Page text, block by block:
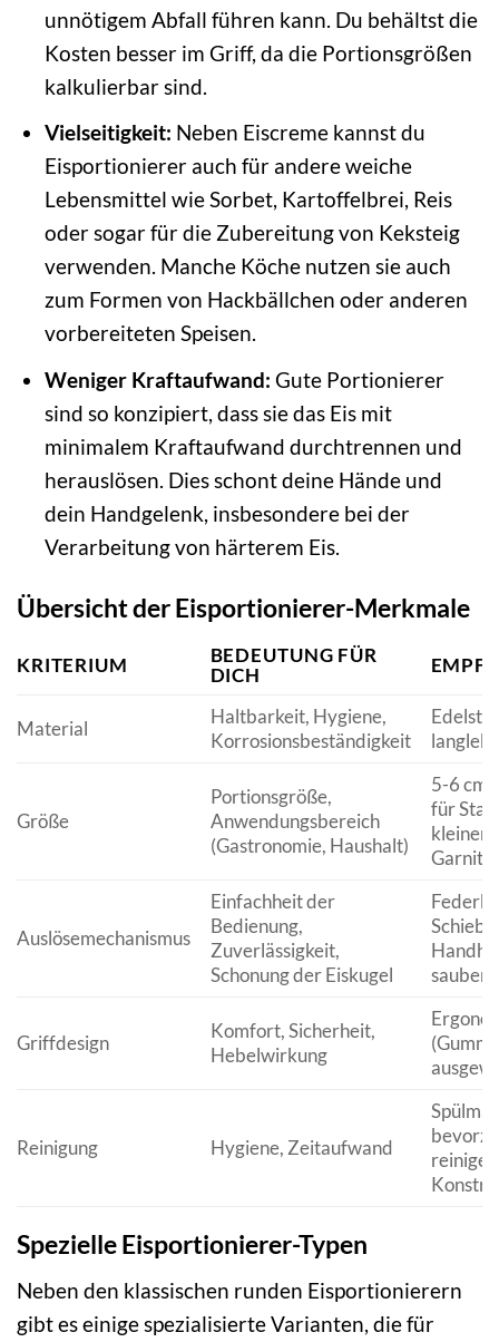
unnötigem Abfall führen kann. Du behältst die
Kosten besser im Griff, da die Portionsgrößen
kalkulierbar sind.
Vielseitigkeit: Neben Eiscreme kannst du
Eisportionierer auch für andere weiche
Lebensmittel wie Sorbet, Kartoffelbrei, Reis
oder sogar für die Zubereitung von Keksteig
verwenden. Manche Köche nutzen sie auch
zum Formen von Hackbällchen oder anderen
vorbereiteten Speisen.
Weniger Kraftaufwand: Gute Portionierer
sind so konzipiert, dass sie das Eis mit
minimalem Kraftaufwand durchtrennen und
herauslösen. Dies schont deine Hände und
dein Handgelenk, insbesondere bei der
Verarbeitung von härterem Eis.
Übersicht der Eisportionierer-Merkmale
KRITERIUM
BEDEUTUNG FÜR
DICH
Material
Haltbarkeit, Hygiene,
Korrosionsbeständigkeit
Größe
Portionsgröße,
Anwendungsbereich
(Gastronomie, Haushalt)
5-6 cm
für
Auslösemechanismus
Einfachheit der
Bedienung,
Zuverlässigkeit,
Schonung der Eiskugel
Griffdesign
Komfort, Sicherheit,
Hebelwirkung
Reinigung Hygiene, Zeitaufwand
Spezielle Eisportionierer-Typen
Neben den klassischen runden Eisportionierern
gibt es einige spezialisierte Varianten, die für